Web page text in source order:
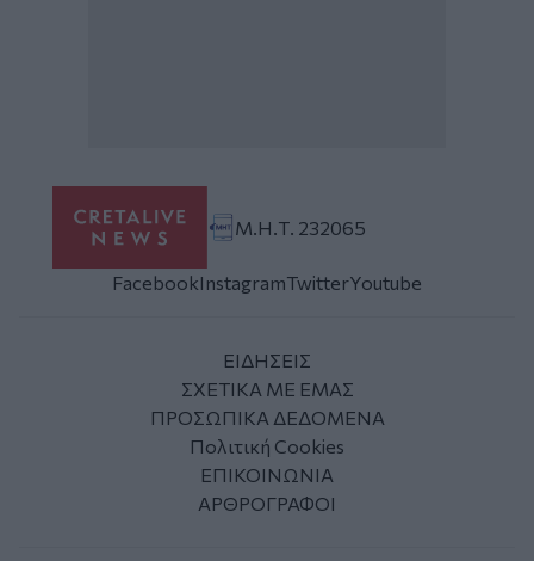
Μ.Η.Τ. 232065
FacebookInstagramTwitterYoutube
ΕΙΔΗΣΕΙΣ
ΣΧΕΤΙΚΑ ΜΕ ΕΜΑΣ
ΠΡΟΣΩΠΙΚΑ ΔΕΔΟΜΕΝΑ
Πολιτική Cookies
ΕΠΙΚΟΙΝΩΝΙΑ
ΑΡΘΡΟΓΡΑΦΟΙ